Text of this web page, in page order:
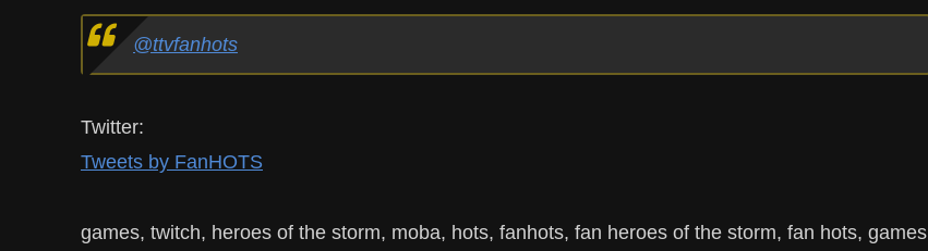
@ttvfanhots
Twitter:
Tweets by FanHOTS
games, twitch, heroes of the storm, moba, hots, fanhots, fan heroes of the storm, fan hots, games